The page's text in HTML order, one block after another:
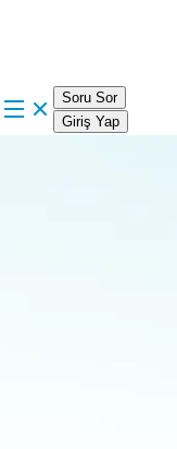
Soru Sor
Giriş Yap